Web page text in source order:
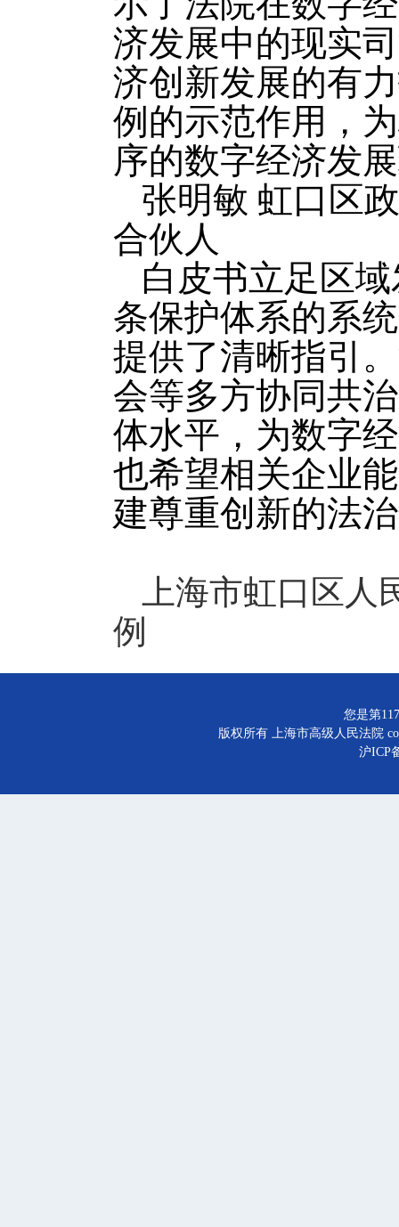
济发展中的现实
济创新发展的有
例的示范作用，
序的数字经济发
张明敏 虹口区
合伙人
白皮书立足区
条保护体系的系
提供了清晰指引
会等多方协同共
体水平，为数字
也希望相关企业
建尊重创新的法
上海市虹口区
例
您是第
版权所有 上海市高级人民法院
沪ICP